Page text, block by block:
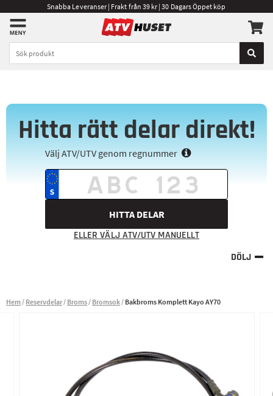
Snabba Leveranser | Frakt från 39 kr | 30 Dagars Öppet köp
Hitta rätt delar direkt!
Välj ATV/UTV genom regnummer
HITTA DELAR
ELLER VÄLJ ATV/UTV MANUELLT
DÖLJ
Hem Reservdelar Broms Bromsok Bakbroms Komplett Kayo AY70